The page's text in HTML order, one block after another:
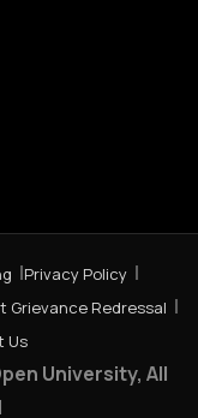
Privacy Policy
Grievance Redressal
Us
University, All